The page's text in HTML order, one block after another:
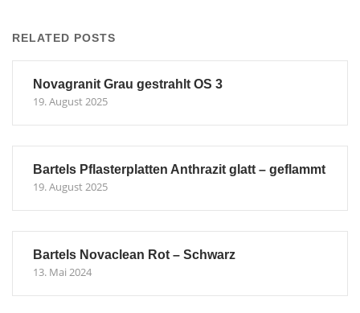
RELATED POSTS
Novagranit Grau gestrahlt OS 3
19. August 2025
Bartels Pflasterplatten Anthrazit glatt – geflammt
19. August 2025
Bartels Novaclean Rot – Schwarz
13. Mai 2024